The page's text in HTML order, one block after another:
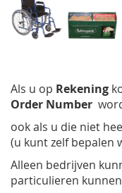
Als u op Rekening
Order Number
ook als u die niet
(u kunt zelf bepalen
Alleen bedrijven
particulieren